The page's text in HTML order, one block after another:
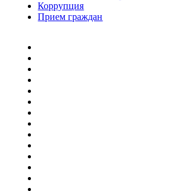
Коррупция
Прием граждан